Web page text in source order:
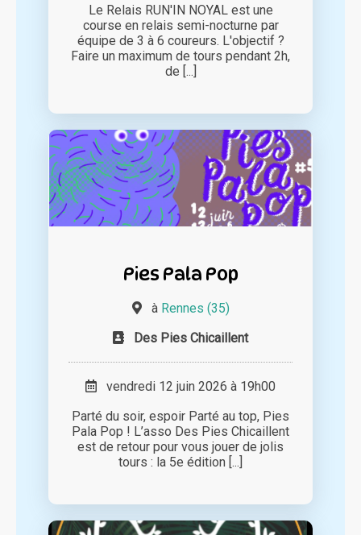
Le Relais RUN'IN NOYAL est une
course en relais semi-nocturne par
équipe de 3 à 6 coureurs. L'objectif ?
Faire un maximum de tours pendant 2h,
de [...]
Pies Pala Pop
à Rennes (35)
Des Pies Chicaillent
vendredi 12 juin 2026 à 19h00
Parté du soir, espoir Parté au top, Pies
Pala Pop ! L’asso Des Pies Chicaillent
est de retour pour vous jouer de jolis
tours : la 5e édition [...]